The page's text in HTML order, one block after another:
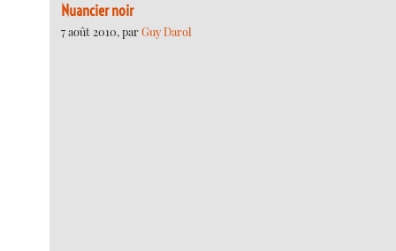
Nuancier noir
7 août 2010, parGuy Darol